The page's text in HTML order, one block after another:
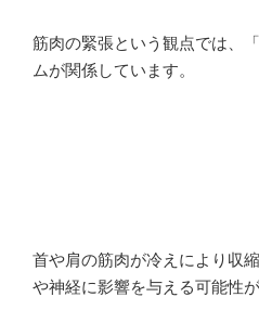
筋肉の緊張という観点では、
ムが関係しています。
首や肩の筋肉が冷えにより収
や神経に影響を与える可能性が